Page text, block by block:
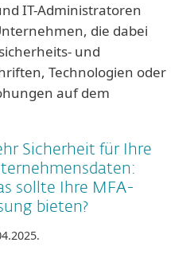
IT-Administratoren
die dabei
und
Technologien oder
auf dem
Sicherheit für Ihre
sollte Ihre MFA-
bieten?